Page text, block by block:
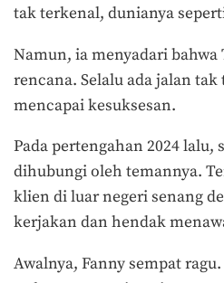
tak terkenal, dunianya
Namun, ia menyadari bahwa
rencana. Selalu ada jalan
mencapai kesuksesan.
Pada pertengahan 2024 lalu,
dihubungi oleh temannya.
klien di luar negeri senang
kerjakan dan hendak
Awalnya, Fanny sempat